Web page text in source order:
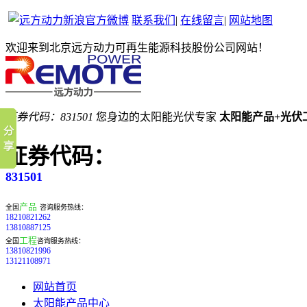
联系我们 | 在线留言| 网站地图
欢迎来到北京远方动力可再生能源科技股份公司网站！
证券代码：831501 您身边的太阳能光伏专家 太阳能产品+光伏
证券代码：
831501
全国 产品 咨询服务热线：
18210821262
13810887125
全国 工程咨询服务热线：
13810821996
13121108971
网站首页
太阳能产品中心